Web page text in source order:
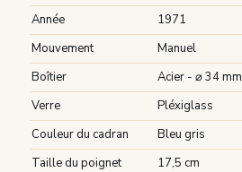
Année
1971
Mouvement
Manuel
Boîtier
Acier - ⌀ 34 mm
Verre
Pléxiglass
Couleur du cadran
Bleu gris
Taille du poignet
17,5 cm